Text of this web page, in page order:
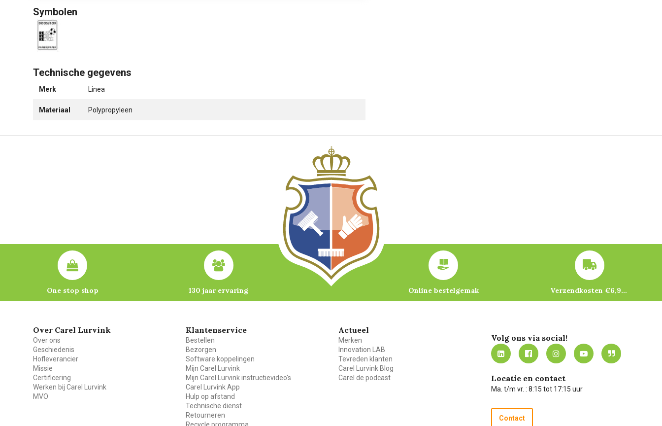
Symbolen
Technische gegevens
Merk Linea
Materiaal Polypropyleen
One stop shop 130 jaar ervaring Online bestelgemak Verzendkosten €6,95 – gratis bij je eerste bestelling vanaf €200
Over Carel Lurvink
Over ons
Geschiedenis
Hofleverancier
Missie
Certificering
Werken bij Carel Lurvink
MVO
Klantenservice
Bestellen
Bezorgen
Software koppelingen
Mijn Carel Lurvink
Mijn Carel Lurvink instructievideo's
Carel Lurvink App
Hulp op afstand
Technische dienst
Retourneren
Actueel
Merken
Innovation LAB
Tevreden klanten
Carel Lurvink Blog
Carel de podcast
Volg ons via social!
Locatie en contact
Ma. t/m vr. : 8:15 tot 17:15 uur
Contact